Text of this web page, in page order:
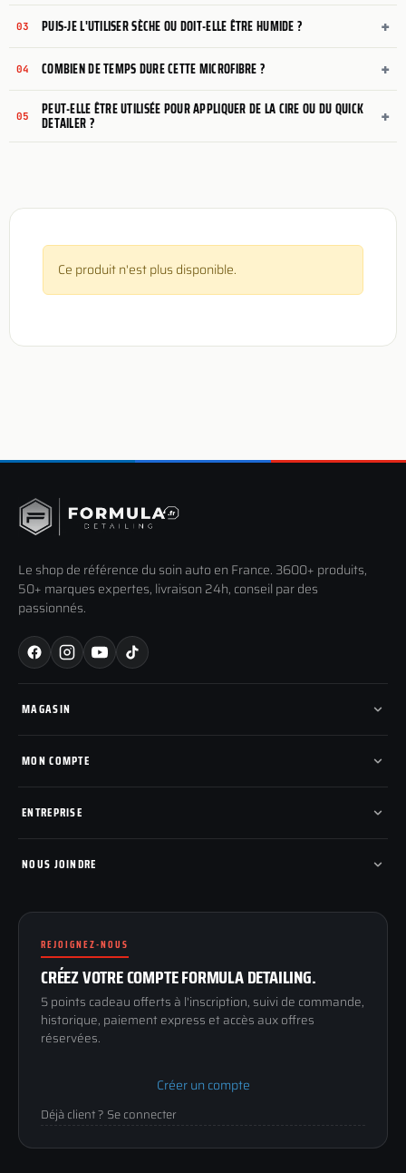
03 PUIS-JE L'UTILISER SÈCHE OU DOIT-ELLE ÊTRE HUMIDE ? +
04 COMBIEN DE TEMPS DURE CETTE MICROFIBRE ? +
05 PEUT-ELLE ÊTRE UTILISÉE POUR APPLIQUER DE LA CIRE OU DU QUICK
DETAILER ? +
Ce produit n'est plus disponible.
Le shop de référence du soin auto en France. 3600+ produits,
50+ marques expertes, livraison 24h, conseil par des
passionnés.
MAGASIN
Nos marques
Pads de polissage
Pièces détachées
MON COMPTE
Mes tickets SAV
Mon parrainage
Programme fidelite
ENTREPRISE
Compte pro
Politique de retour
Conditions générales
Mentions légales
Confidentialité
NOUS JOINDRE
89100 SENS
03 73 61 02 02
Lun-Ven
9h-12h / 14h-17h
REJOIGNEZ-NOUS
CRÉEZ VOTRE COMPTE FORMULA DETAILING.
5 points cadeau offerts à l'inscription, suivi de commande,
historique, paiement express et accès aux offres
réservées.
Créer un compte
Déjà client ? Se connecter